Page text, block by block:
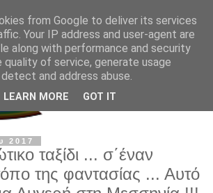
2017
ταξίδι ... σ΄έναν
της φαντασίας ... Αυτό
from Google to deliver its services
Your IP address and user-agent are
along with performance and security
of service, generate usage
and address abuse.
LEARN MORE GOT IT